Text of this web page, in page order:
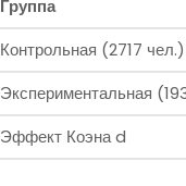
Группа
Контрольная (2717 чел.)
Экспериментальная
Эффект Коэна d